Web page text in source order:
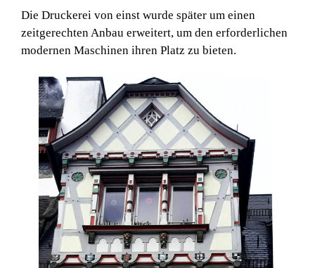
Die Druckerei von einst wurde später um einen
zeitgerechten Anbau erweitert, um den erforderlichen
modernen Maschinen ihren Platz zu bieten.